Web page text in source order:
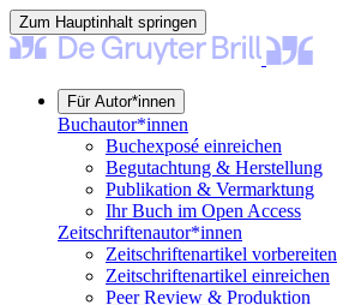
Zum Hauptinhalt springen
Für Autor*innen
Buchautor*innen
Buchexposé einreichen
Begutachtung & Herstellung
Publikation & Vermarktung
Ihr Buch im Open Access
Zeitschriftenautor*innen
Zeitschriftenartikel vorbereiten
Zeitschriftenartikel einreichen
Peer Review & Produktion